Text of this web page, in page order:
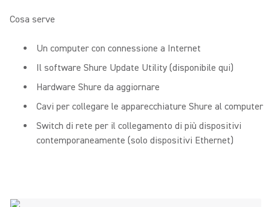
Cosa serve
Un computer con connessione a Internet
Il software Shure Update Utility (disponibile qui)
Hardware Shure da aggiornare
Cavi per collegare le apparecchiature Shure al computer
Switch di rete per il collegamento di più dispositivi
contemporaneamente (solo dispositivi Ethernet)